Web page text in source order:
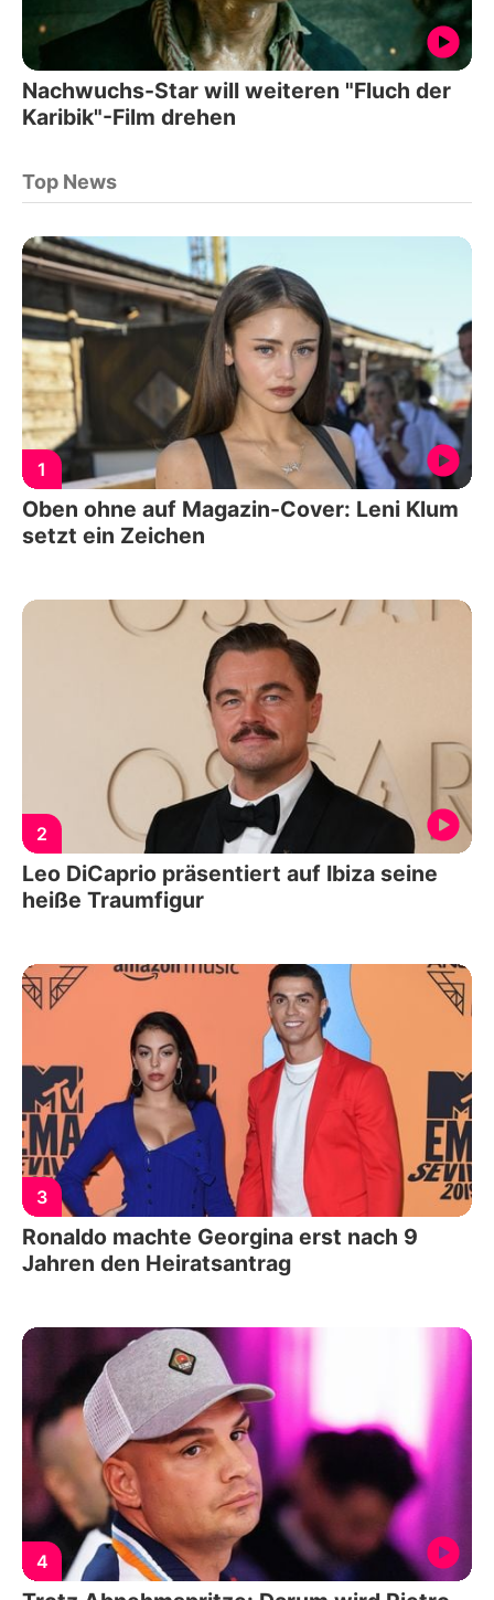
Nachwuchs-Star will weiteren "Fluch der
Karibik"-Film drehen
Top News
1
Oben ohne auf Magazin-Cover: Leni Klum
setzt ein Zeichen
2
Leo DiCaprio präsentiert auf Ibiza seine
heiße Traumfigur
3
Ronaldo machte Georgina erst nach 9
Jahren den Heiratsantrag
4